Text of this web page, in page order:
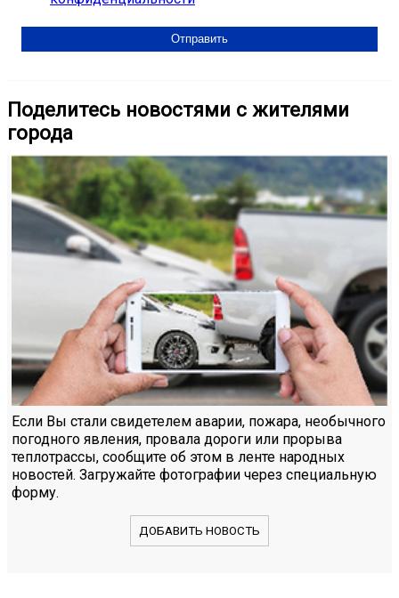
Поделитесь новостями с жителями
города
Если Вы стали свидетелем аварии, пожара, необычного
погодного явления, провала дороги или прорыва
теплотрассы, сообщите об этом в ленте народных
новостей. Загружайте фотографии через специальную
форму.
ДОБАВИТЬ НОВОСТЬ